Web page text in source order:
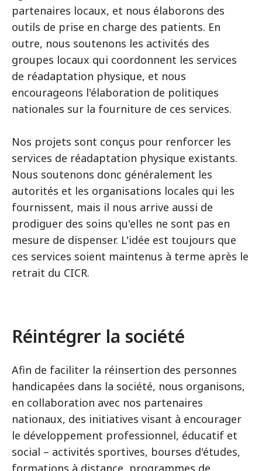
partenaires locaux, et nous élaborons des
outils de prise en charge des patients. En
outre, nous soutenons les activités des
groupes locaux qui coordonnent les services
de réadaptation physique, et nous
encourageons l'élaboration de politiques
nationales sur la fourniture de ces services.
Nos projets sont conçus pour renforcer les
services de réadaptation physique existants.
Nous soutenons donc généralement les
autorités et les organisations locales qui les
fournissent, mais il nous arrive aussi de
prodiguer des soins qu'elles ne sont pas en
mesure de dispenser. L'idée est toujours que
ces services soient maintenus à terme après le
retrait du CICR.
Réintégrer la société
Afin de faciliter la réinsertion des personnes
handicapées dans la société, nous organisons,
en collaboration avec nos partenaires
nationaux, des initiatives visant à encourager
le développement professionnel, éducatif et
social – activités sportives, bourses d'études,